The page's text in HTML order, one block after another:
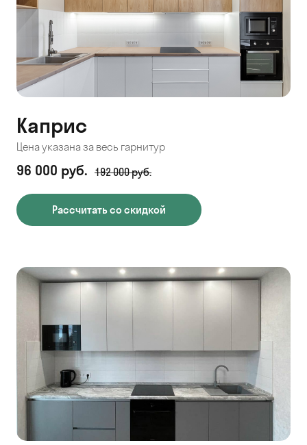
Каприс
Цена указана за весь гарнитур
96 000 руб. 192 000 руб.
Рассчитать со скидкой